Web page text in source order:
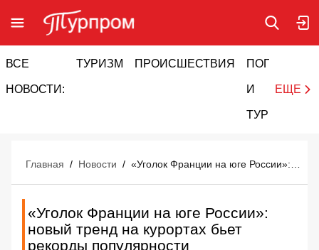
ВСЕ
НОВОСТИ:
ТУРИЗМ ПРОИСШЕСТВИЯ ПОГОДА
И
ТУРИЗМ
ЕЩЕ
Главная / Новости /
«Уголок Франции на юге России»:
новый тренд на курортах бьет
рекорды популярности